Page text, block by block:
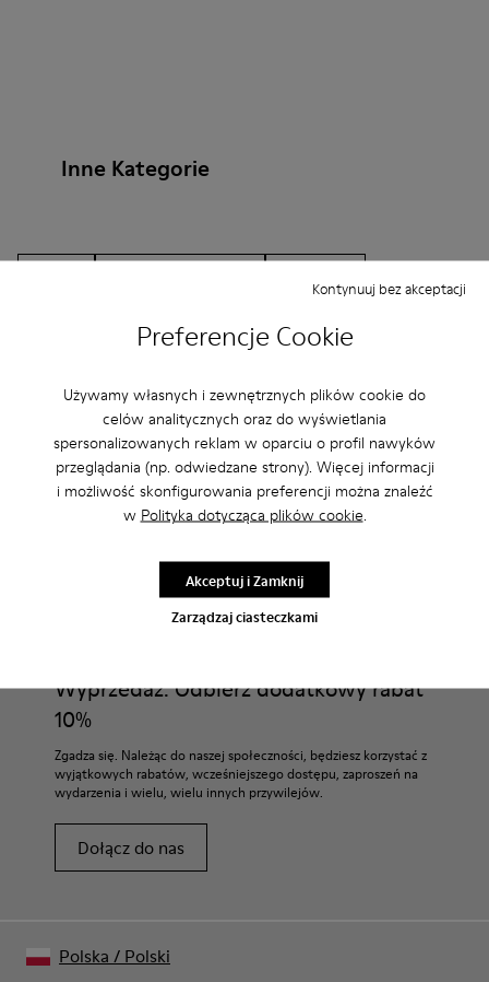
Preferencje Cookie
Używamy własnych i zewnętrznych plików cookie do
celów analitycznych oraz do wyświetlania
spersonalizowanych reklam w oparciu o profil nawyków
przeglądania (np. odwiedzane strony). Więcej informacji
i możliwość skonfigurowania preferencji można znaleźć
w Polityka dotycząca plików cookie.
Zarządzaj ciasteczkami
Kontynuuj bez akceptacji
Akceptuj i Zamknij
Inne Kategorie
Trampki
Buty w stylu casual
PANTOFLE NIEBIESKI
Wyprzedaż: Odbierz dodatkowy rabat
10%
Zgadza się. Należąc do naszej społeczności, będziesz korzystać z
wyjątkowych rabatów, wcześniejszego dostępu, zaproszeń na
wydarzenia i wielu, wielu innych przywilejów.
Dołącz do nas
Polska / Polski